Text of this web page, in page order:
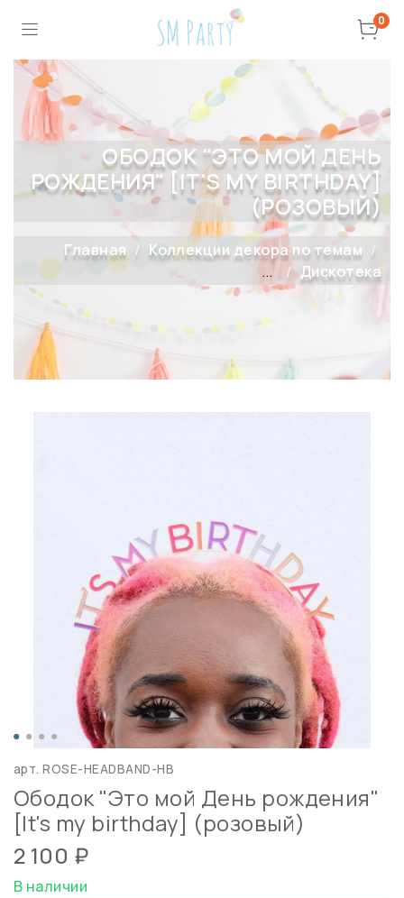
0
ОБОДОК "ЭТО МОЙ ДЕНЬ
РОЖДЕНИЯ" [IT'S MY BIRTHDAY]
(РОЗОВЫЙ)
Главная
Коллекции декора по темам
...
Дискотека
арт.ROSE-HEADBAND-HB
Ободок "Это мой День рождения"
[It's my birthday] (розовый)
2 100 ₽
В наличии